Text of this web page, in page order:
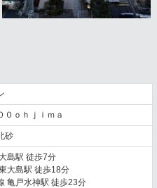
０ｏｈｊｉｍａ
砂
島駅 徒歩7分
大島駅 徒歩18分
亀戸水神駅 徒歩23分